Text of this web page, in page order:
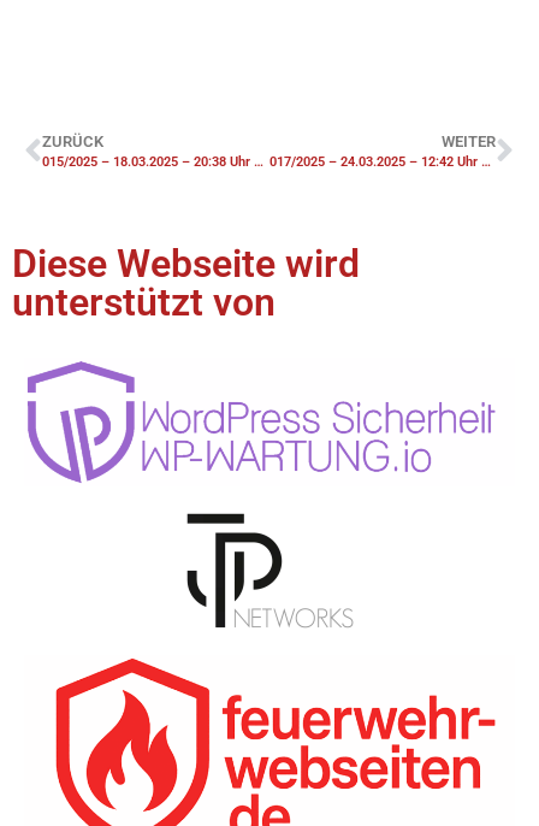
ZURÜCK
015/2025 – 18.03.2025 – 20:38 Uhr – GEF2 Auslaufen gefährlicher Stoffe – Einsatz KFB-Umwelt
WEITER
017/2025 – 24.03.2025 – 12:42 Uhr – THV-Y Notfalltüröffnung
Diese Webseite wird
unterstützt von​